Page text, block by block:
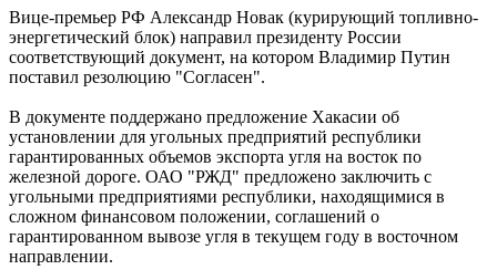
Вице-премьер РФ Александр Новак (курирующий топливно-
энергетический блок) направил президенту России
соответствующий документ, на котором Владимир Путин
поставил резолюцию "Согласен".
В документе поддержано предложение Хакасии об
установлении для угольных предприятий республики
гарантированных объемов экспорта угля на восток по
железной дороге. ОАО "РЖД" предложено заключить с
угольными предприятиями республики, находящимися в
сложном финансовом положении, соглашений о
гарантированном вывозе угля в текущем году в восточном
направлении.